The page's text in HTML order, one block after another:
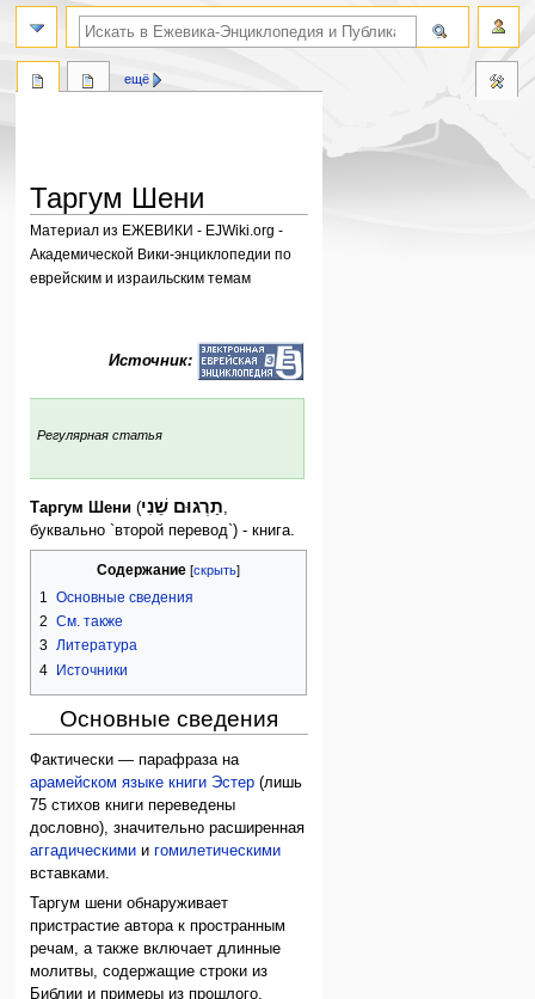
Таргум Шени
Материал из ЕЖЕВИКИ - EJWiki.org -
Академической Вики-энциклопедии по
еврейским и израильским темам
Источник:
Регулярная статья
Таргум Шени (תַרְגוּם שֵׁנִי,
буквально `второй перевод`) - книга.
Содержание
1 Основные сведения
2 См. также
3 Литература
4 Источники
Основные сведения
Фактически — парафраза на
арамейском языке книги Эстер (лишь
75 стихов книги переведены
дословно), значительно расширенная
аггадическими игомилетическими
вставками.
Таргум шени обнаруживает
пристрастие автора к пространным
речам, а также включает длинные
молитвы, содержащие строки из
Библии и примеры из прошлого.
ещё
поиск по словам